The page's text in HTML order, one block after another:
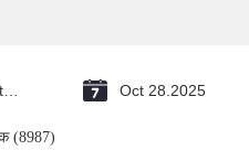
Oct 28.2025
(8987)